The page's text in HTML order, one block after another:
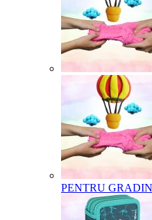
PENTRU